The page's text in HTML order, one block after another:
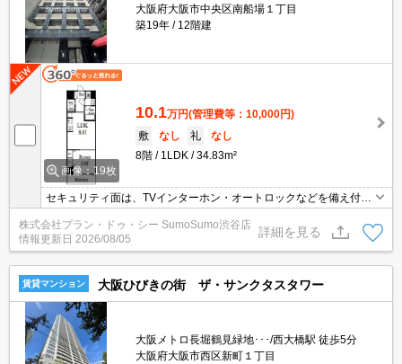
大阪府大阪市中央区南船場１丁目
築19年
12階建
画像：19枚
10.1万円(管理費等：10,000円)
敷
なし 礼
なし
8階
1LDK 34.83m²
セキュリティ面は、TVインターホン・オートロックなどを備え付け
ているので安心して暮らせます。収納はシューズボックス・クロゼ
ットなど豊富なので、広々と空間を利用することも可能です。室内
設備は洗面化粧台・浴室乾燥機などが揃っており、とても充実して
います。お家の中でパソコンを快適に使える光回線を導入していま
す。
株式会社プラン・ドゥ・シー SumoSumo渋谷店
情報更新日 2026/08/05
詳細を見る
賃貸マンション 大阪ひびきの街 ザ・サンクタスタワー
大阪メトロ長堀鶴見緑地･･･/西大橋駅 徒歩5分
大阪府大阪市西区新町１丁目